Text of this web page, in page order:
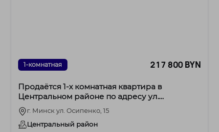
1-комнатная 217 800 BYN
Продаётся 1-х комнатная квартира в
Центральном районе по адресу ул.
Осипенко дом 15
г. Минск ул. Осипенко, 15
Центральный район